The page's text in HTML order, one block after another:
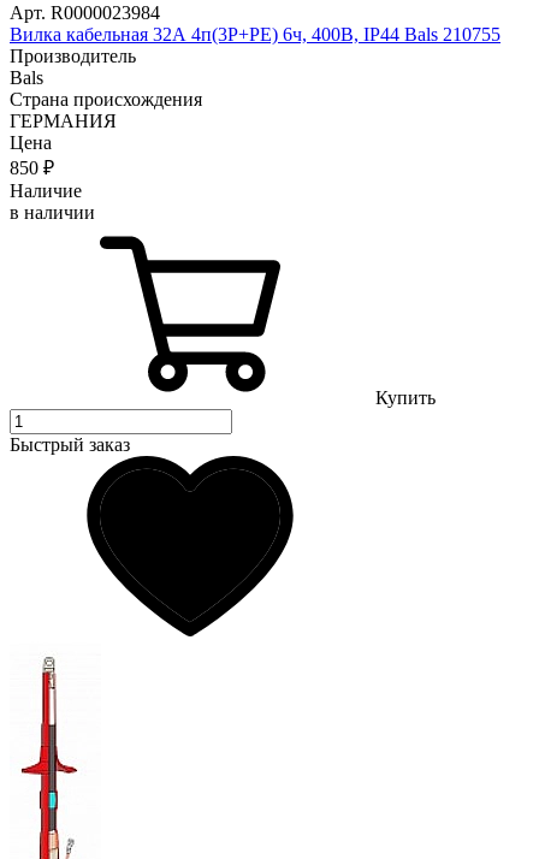
Арт. R0000023984
Вилка кабельная 32А 4п(3P+PE) 6ч, 400В, IP44 Bals 210755
Производитель
Bals
Страна происхождения
ГЕРМАНИЯ
Цена
850 ₽
Наличие
в наличии
Купить
Быстрый заказ